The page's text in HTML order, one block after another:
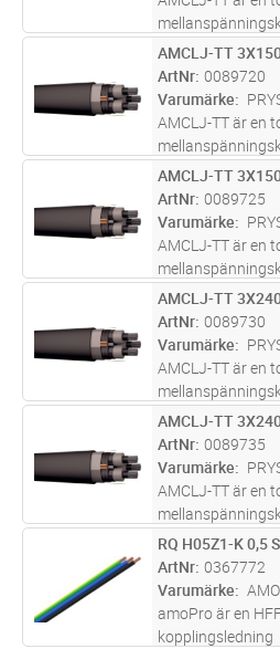
som ingår i
Prysmians
utvärdering och
yttermantel är t
M Lägg i
AMCLJ-TT
ArtNr 0089720
Varumärke
AMCLJ-TT är en
som ingår i
Prysmians
utvärdering och
yttermantel är t
M Lägg i
AMCLJ-TT
ArtNr 0089725
Varumärke
AMCLJ-TT är en
som ingår i
Prysmians
utvärdering och
yttermantel är t
M Lägg i
AMCLJ-TT
ArtNr 0089730
Varumärke
AMCLJ-TT är en
som ingår i
Prysmians
utvärdering och
yttermantel är t
M Lägg i
AMCLJ-TT
ArtNr 0089735
Varumärke
AMCLJ-TT är en
som ingår i
Prysmians
utvärdering och
yttermantel är t
M Lägg i
RQ H05Z1-K 0,5
ArtNr 0367772
Varumärke
amoPro är en
kopplingsledning